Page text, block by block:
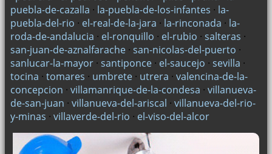
puebla-de-cazalla · la-puebla-de-los-infantes · la-
puebla-del-rio · el-real-de-la-jara · la-rinconada · la-
roda-de-andalucia · el-ronquillo · el-rubio · salteras ·
san-juan-de-aznalfarache· san-nicolas-del-puerto ·
sanlucar-la-mayor· santiponce· el-saucejo · sevilla ·
tocina · tomares · umbrete· utrera · valencina-de-la-
concepcion · villamanrique-de-la-condesa · villanueva-
de-san-juan · villanueva-del-ariscal · villanueva-del-rio-
y-minas · villaverde-del-rio · el-viso-del-alcor